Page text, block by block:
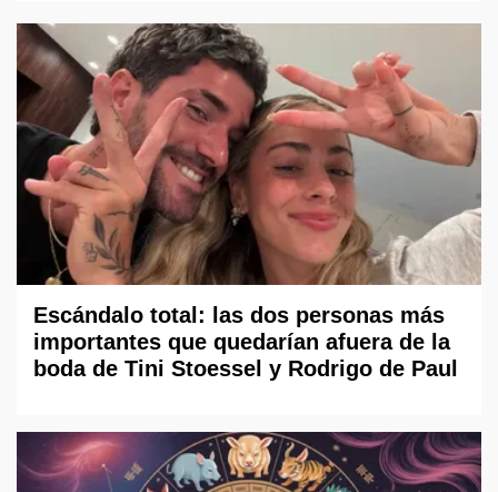
Escándalo total: las dos personas más
importantes que quedarían afuera de la
boda de Tini Stoessel y Rodrigo de Paul